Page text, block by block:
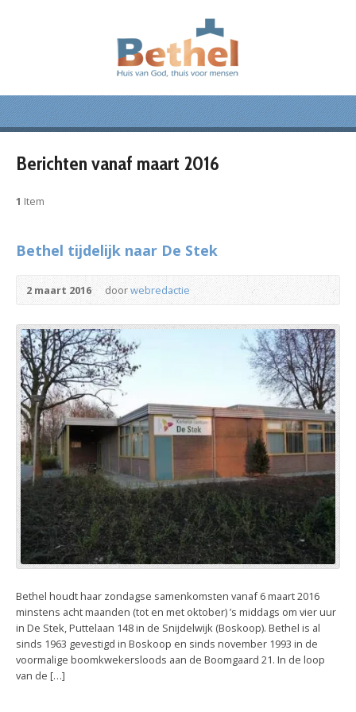
Berichten vanaf maart 2016
1 Item
Bethel tijdelijk naar De Stek
2 maart 2016 doorwebredactie
Bethel houdt haar zondagse samenkomsten vanaf 6 maart 2016
minstens acht maanden (tot en met oktober) ’s middags om vier uur
in De Stek, Puttelaan 148 in de Snijdelwijk (Boskoop). Bethel is al
sinds 1963 gevestigd in Boskoop en sinds november 1993 in de
voormalige boomkwekersloods aan de Boomgaard 21. In de loop
van de […]